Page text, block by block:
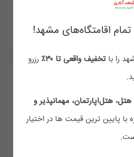
را با تخفیف واقعی تا ۳۰٪
رزرو
۹۰۰ هتل، هتل‌آپارتمان، مهمانپذیر و
با پایین ترین قیمت ها در اختیار